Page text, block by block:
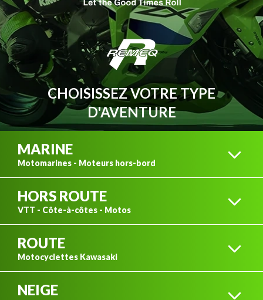
CHOISISSEZ VOTRE TYPE
D'AVENTURE
MARINE
Motomarines - Moteurs hors-bord
MOTEURS HORS-BORD
HORS ROUTE
VTT - Côte-à-côtes - Motos
ROUTE
Motocyclettes Kawasaki
NEIGE